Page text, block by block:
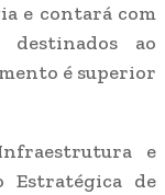
e contará com
ao
é superior
e
Estratégica de